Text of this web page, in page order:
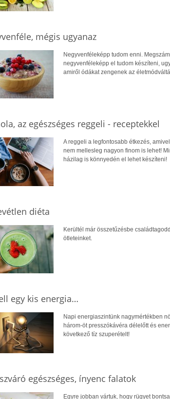
mégis ugyanaz
Negyvenféleképp tudom enni.
negyvenféleképp el tudom készíteni,
amiről ódákat zengenek az
az egészséges reggeli - receptekkel
A reggeli a legfontosabb étkezés,
nem mellesleg nagyon finom is lehet!
házilag is könnyedén el lehet készíteni!
diéta
Kerültél már összetűzésbe
ötleteinket.
egy kis energia…
Napi energiaszintünk nagymértékben
három-öt presszókávéra délelőtt és
következő tíz szuperételt!
egészséges, ínyenc falatok
Egyre jobban vártuk, hogy rügyet